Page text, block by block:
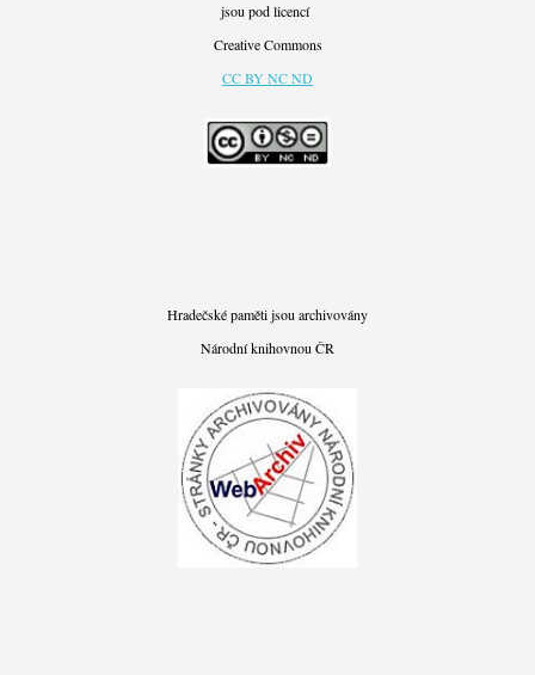
jsou pod licencí
Creative Commons
CC BY NC ND
Hradečské paměti jsou archivovány
Národní knihovnou ČR